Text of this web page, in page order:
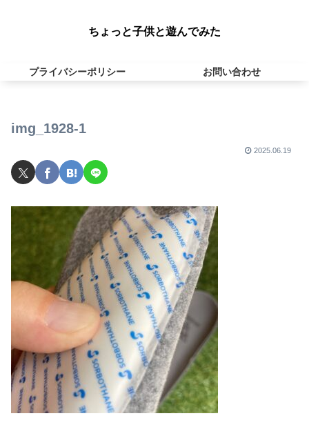
ちょっと子供と遊んでみた
プライバシーポリシー お問い合わせ
img_1928-1
2025.06.19